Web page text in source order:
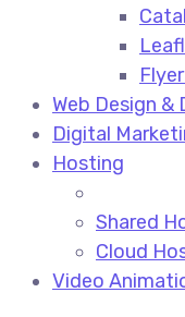
Web Design
Digital
Hosting
Shared
Cloud
Video